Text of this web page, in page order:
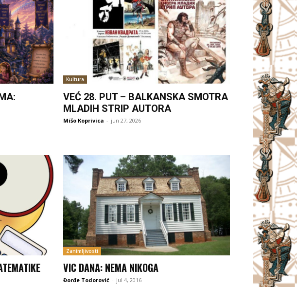
Kultura
VEĆ 28. PUT – BALKANSKA SMOTRA
MLADIH STRIP AUTORA
Mišo Koprivica - jun 27, 2026
Zanimljivosti
VIC DANA: NEMA NIKOGA
Đorđe Todorović - jul 4, 2016